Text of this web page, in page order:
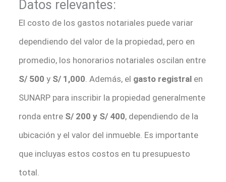
Datos relevantes:
El costo de los gastos notariales puede variar
dependiendo del valor de la propiedad, pero en
promedio, los honorarios notariales oscilan entre
S/ 500 y S/ 1,000 . Además, el gasto registralen
SUNARP para inscribir la propiedad generalmente
ronda entre S/ 200 y S/ 400, dependiendo de la
ubicación y el valor del inmueble. Es importante
que incluyas estos costos en tu presupuesto
total.